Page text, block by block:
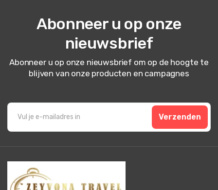
Abonneer u op onze
nieuwsbrief
Abonneer u op onze nieuwsbrief om op de hoogte te
blijven van onze producten en campagnes
Verzenden